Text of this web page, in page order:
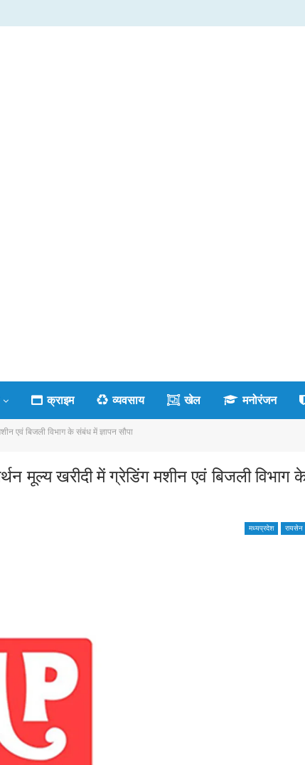
क्राइम व्यवसाय खेल मनोरंजन
एवं बिजली विभाग के संबंध में ज्ञापन सौपा
मूल्य खरीदी में ग्रेडिंग मशीन एवं बिजली विभाग
मध्यप्रदेश रायसेन